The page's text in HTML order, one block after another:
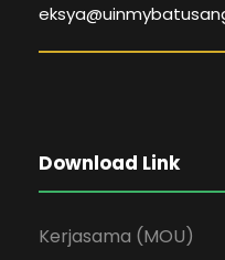
Download Link
Kerjasama (MOU)